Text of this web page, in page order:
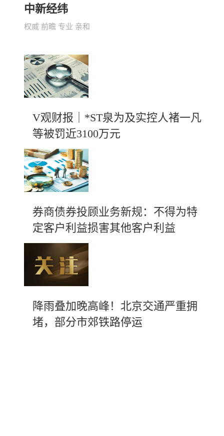
中新经纬
权威 前瞻 专业 亲和
V观财报｜*ST泉为及实控人褚一凡
等被罚近3100万元
券商债券投顾业务新规：不得为特
定客户利益损害其他客户利益
降雨叠加晚高峰！北京交通严重拥
堵，部分市郊铁路停运